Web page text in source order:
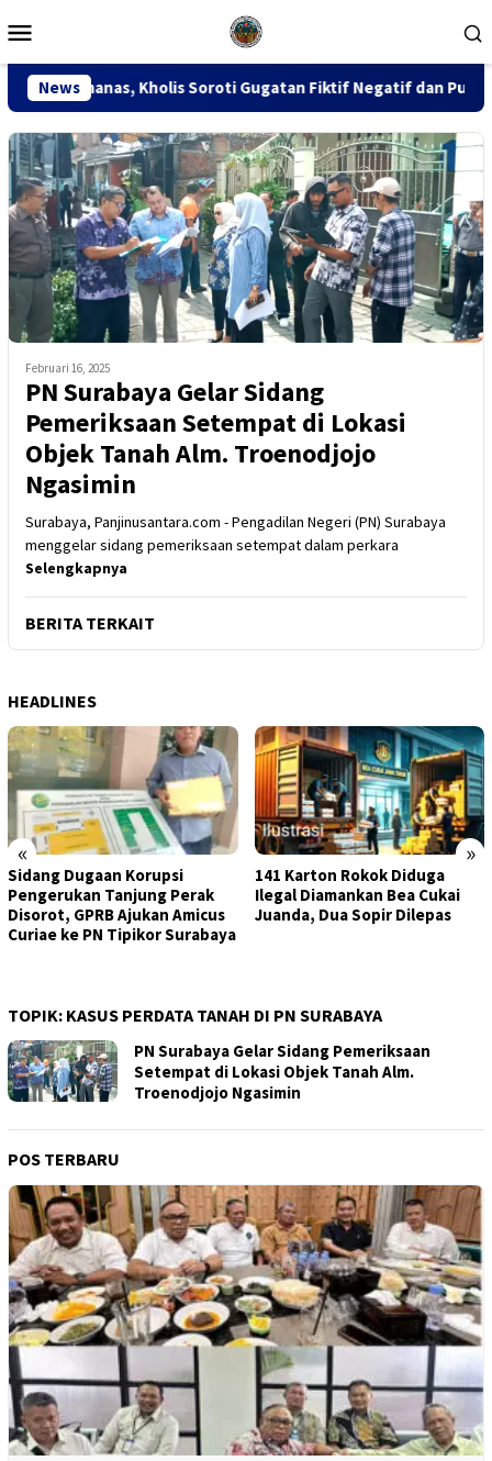
ke
Mobile
News
Soroti Gugatan Fiktif Negatif dan Putusan PK 155
Februari 16, 2025
PN Surabaya Gelar Sidang
Pemeriksaan Setempat di Lokasi
Objek Tanah Alm. Troenodjojo
Ngasimin
Surabaya, Panjinusantara.com - Pengadilan Negeri (PN) Surabaya
menggelar sidang pemeriksaan setempat dalam perkara
Selengkapnya
BERITA TERKAIT
HEADLINES
« »
Sidang Dugaan Korupsi
Pengerukan Tanjung Perak
Disorot, GPRB Ajukan Amicus
Curiae ke PN Tipikor Surabaya
141 Karton Rokok Diduga
Ilegal Diamankan Bea Cukai
Juanda, Dua Sopir Dilepas
TOPIK: KASUS PERDATA TANAH DI PN SURABAYA
PN Surabaya Gelar Sidang Pemeriksaan
Setempat di Lokasi Objek Tanah Alm.
Troenodjojo Ngasimin
POS TERBARU